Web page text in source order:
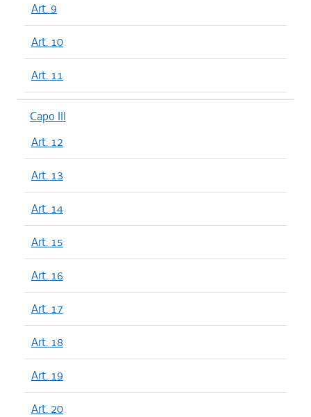
Art. 9
Art. 10
Art. 11
Capo III
Art. 12
Art. 13
Art. 14
Art. 15
Art. 16
Art. 17
Art. 18
Art. 19
Art. 20